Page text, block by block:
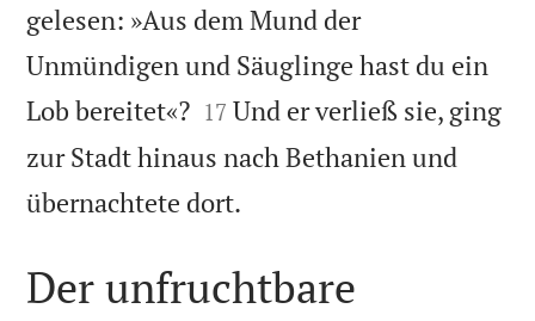
gelesen: »Aus dem Mund der
Unmündigen und Säuglinge hast du ein
Lob bereitet«?
17 Und er verließ sie, ging
zur Stadt hinaus nach Bethanien und
übernachtete dort.
Der unfruchtbare